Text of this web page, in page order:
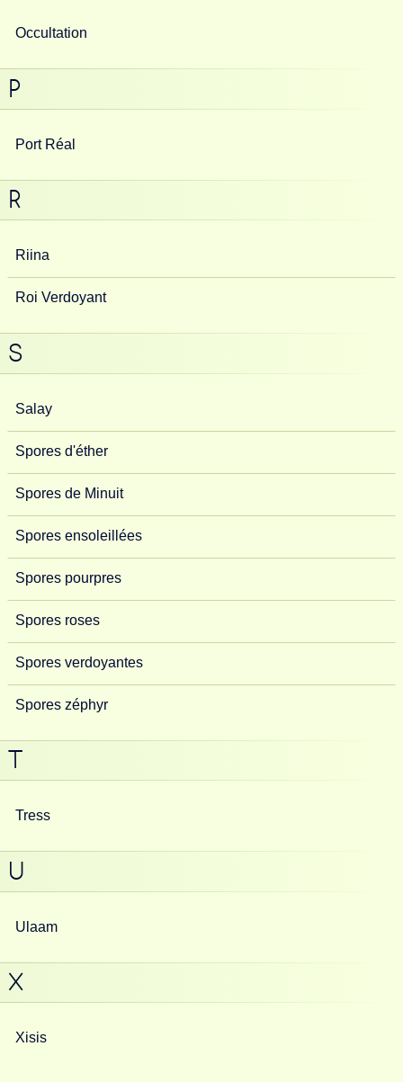
Occultation
P
Port Réal
R
Riina
Roi Verdoyant
S
Salay
Spores d'éther
Spores de Minuit
Spores ensoleillées
Spores pourpres
Spores roses
Spores verdoyantes
Spores zéphyr
T
Tress
U
Ulaam
X
Xisis